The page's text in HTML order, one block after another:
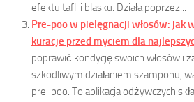
efektu tafli i blasku. Działa poprzez...
Pre-poo w pielęgnacji włosów: jak
kuracje przed myciem dla
poprawić kondycję swoich włosów i
szkodliwym działaniem szamponu,
pre-poo. To aplikacja odżywczych